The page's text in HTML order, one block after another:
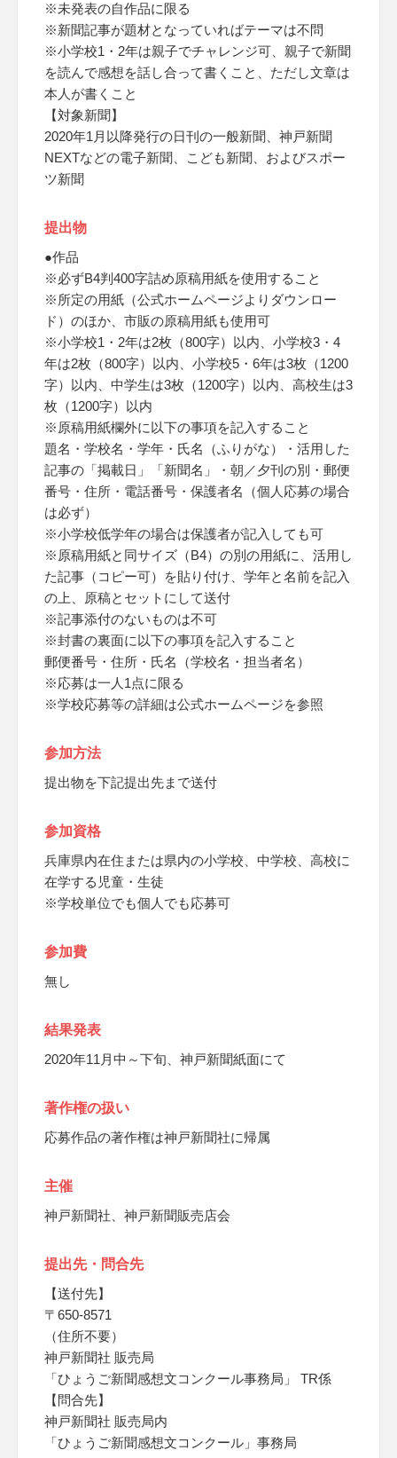
※未発表の自作品に限る
※新聞記事が題材となっていればテーマは不問
※小学校1・2年は親子でチャレンジ可、親子で新聞
を読んで感想を話し合って書くこと、ただし文章は
本人が書くこと
【対象新聞】
2020年1月以降発行の日刊の一般新聞、神戸新聞
NEXTなどの電子新聞、こども新聞、およびスポー
ツ新聞
提出物
●作品
※必ずB4判400字詰め原稿用紙を使用すること
※所定の用紙（公式ホームページよりダウンロー
ド）のほか、市販の原稿用紙も使用可
※小学校1・2年は2枚（800字）以内、小学校3・4
年は2枚（800字）以内、小学校5・6年は3枚（1200
字）以内、中学生は3枚（1200字）以内、高校生は3
枚（1200字）以内
※原稿用紙欄外に以下の事項を記入すること
題名・学校名・学年・氏名（ふりがな）・活用した
記事の「掲載日」「新聞名」・朝／夕刊の別・郵便
番号・住所・電話番号・保護者名（個人応募の場合
は必ず）
※小学校低学年の場合は保護者が記入しても可
※原稿用紙と同サイズ（B4）の別の用紙に、活用し
た記事（コピー可）を貼り付け、学年と名前を記入
の上、原稿とセットにして送付
※記事添付のないものは不可
※封書の裏面に以下の事項を記入すること
郵便番号・住所・氏名（学校名・担当者名）
※応募は一人1点に限る
※学校応募等の詳細は公式ホームページを参照
参加方法
提出物を下記提出先まで送付
参加資格
兵庫県内在住または県内の小学校、中学校、高校に
在学する児童・生徒
※学校単位でも個人でも応募可
参加費
無し
結果発表
2020年11月中～下旬、神戸新聞紙面にて
著作権の扱い
応募作品の著作権は神戸新聞社に帰属
主催
神戸新聞社、神戸新聞販売店会
提出先・問合先
【送付先】
〒650-8571
（住所不要）
神戸新聞社 販売局
「ひょうご新聞感想文コンクール事務局」 TR係
【問合先】
神戸新聞社 販売局内
「ひょうご新聞感想文コンクール」事務局